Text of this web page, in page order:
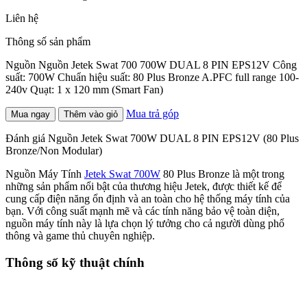
Liên hệ
Thông số sản phẩm
Nguồn Nguồn Jetek Swat 700 700W DUAL 8 PIN EPS12V Công
suất: 700W Chuẩn hiệu suất: 80 Plus Bronze A.PFC full range 100-
240v Quạt: 1 x 120 mm (Smart Fan)
Mua ngay Thêm vào giỏ Mua trả góp
Đánh giá Nguồn Jetek Swat 700W DUAL 8 PIN EPS12V (80 Plus
Bronze/Non Modular)
Nguồn Máy Tính Jetek Swat 700W 80 Plus Bronze là một trong
những sản phẩm nổi bật của thương hiệu Jetek, được thiết kế để
cung cấp điện năng ổn định và an toàn cho hệ thống máy tính của
bạn. Với công suất mạnh mẽ và các tính năng bảo vệ toàn diện,
nguồn máy tính này là lựa chọn lý tưởng cho cả người dùng phổ
thông và game thủ chuyên nghiệp.
Thông số kỹ thuật chính